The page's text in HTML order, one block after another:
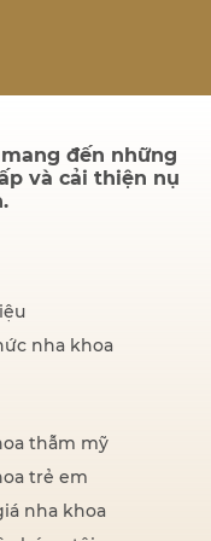
đến những
và cải thiện nụ
nha khoa
thẫm mỹ
trẻ em
nha khoa